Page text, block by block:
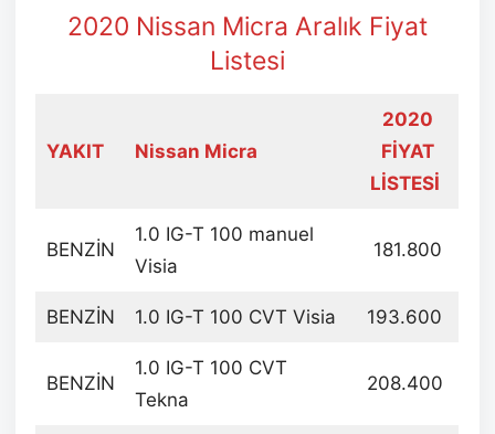
2020 Nissan Micra Aralık Fiyat
Listesi
YAKIT Nissan Micra
2020
FİYAT
LİSTESİ
BENZİN
1.0 IG-T 100 manuel
Visia
181.800
BENZİN 1.0 IG-T 100 CVT Visia 193.600
BENZİN
1.0 IG-T 100 CVT
Tekna
208.400